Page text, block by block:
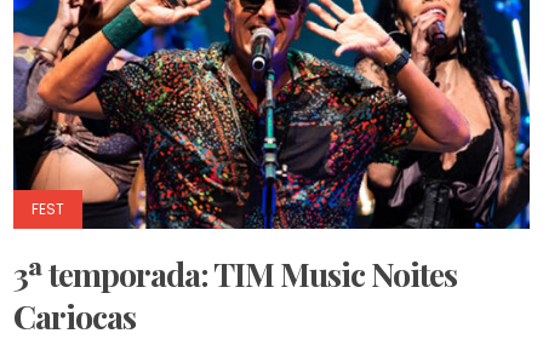
FEST
3ª temporada: TIM Music Noites
Cariocas